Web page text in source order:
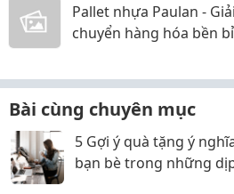
Pallet nhựa Paulan -
chuyển hàng hóa bền
Bài cùng chuyên mục
5 Gợi ý quà tặng ý
bạn bè trong những